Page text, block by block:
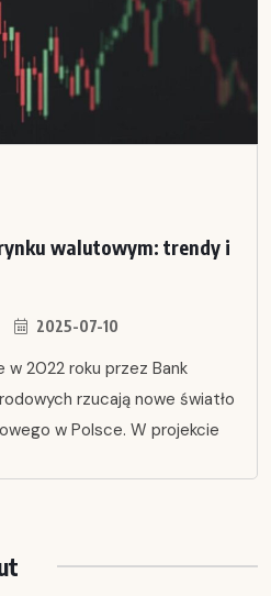
walutowym: trendy i
2025-07-10
w 2022 roku przez Bank
rzucają nowe światło
w Polsce. W projekcie